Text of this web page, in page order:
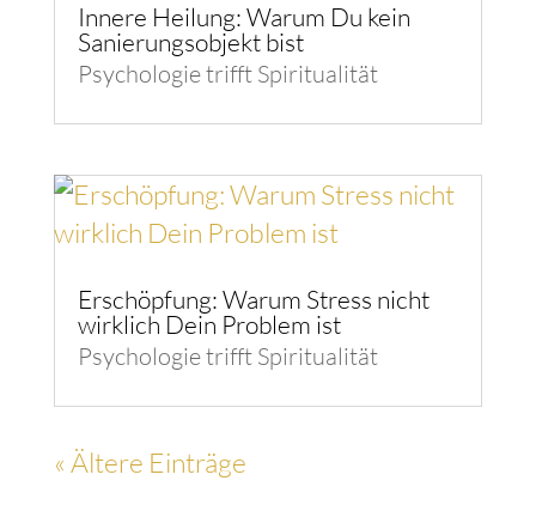
Innere Heilung: Warum Du kein
Sanierungsobjekt bist
Psychologie trifft Spiritualität
Erschöpfung: Warum Stress nicht
wirklich Dein Problem ist
Psychologie trifft Spiritualität
« Ältere Einträge